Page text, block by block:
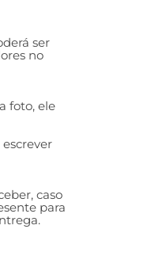
ser
no
foto, ele
caso
para